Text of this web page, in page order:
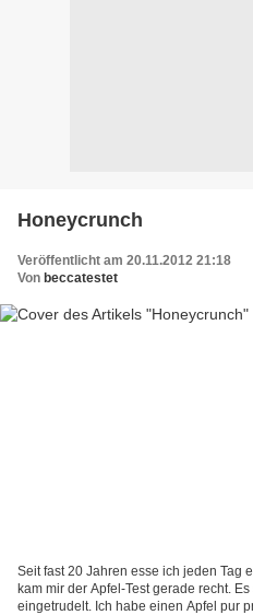
Honeycrunch
Veröffentlicht am 20.11.2012 21:18
Von beccatestet
Seit fast 20 Jahren esse ich jeden Tag
kam mir der Apfel-Test gerade recht.
eingetrudelt. Ich habe einen Apfel pur